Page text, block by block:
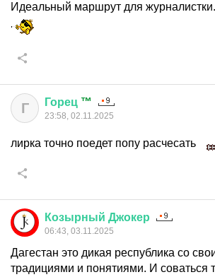
Идеальный маршрут для
Г Горец ™
23:58, 02.11.2025
лирка точно поедет попу расчесать
Козырный Джокер
06:43, 03.11.2025
Дагестан это дикая республика со
традициями и понятиями. И соваться